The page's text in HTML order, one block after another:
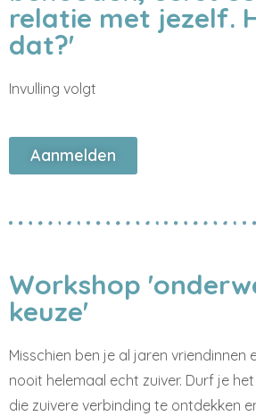
relatie met jezelf.
dat?'
Invulling volgt
Aanmelden
Workshop
keuze'
Misschien ben je al jaren vriendinnen
nooit helemaal echt zuiver. Durf je
die zuivere verbinding te ontdekken